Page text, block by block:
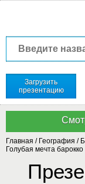
Загрузить
презентацию
Главная / География /
Голубая мечта барокко